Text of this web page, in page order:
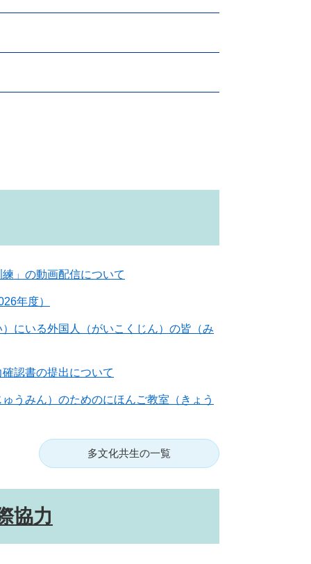
練」の動画配信について
年度）
にいる外国人（がいこくじん）の皆（み
認書の提出について
うみん）のためのにほんご教室（きょう
多文化共生の一覧
協力